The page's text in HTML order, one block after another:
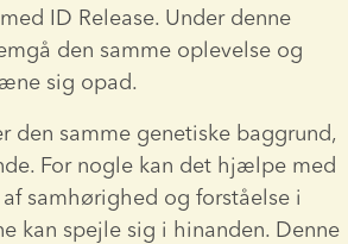
ID Release. Under denne
den samme oplevelse og
sig opad.
den samme genetiske baggrund,
For nogle kan det hjælpe med
samhørighed og forståelse i
kan spejle sig i hinanden. Denne